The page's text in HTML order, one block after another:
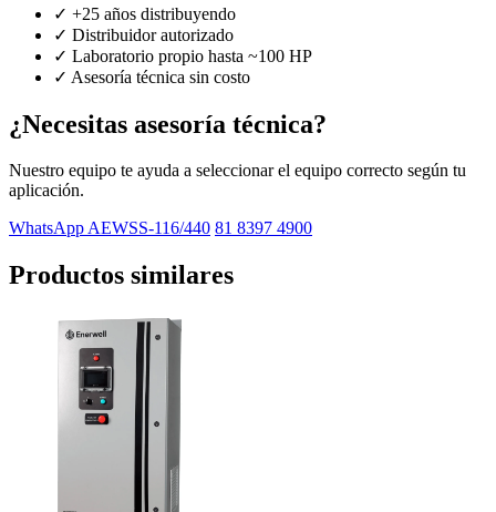
✓ +25 años distribuyendo
✓ Distribuidor autorizado
✓ Laboratorio propio hasta ~100 HP
✓ Asesoría técnica sin costo
¿Necesitas asesoría técnica?
Nuestro equipo te ayuda a seleccionar el equipo correcto según tu
aplicación.
WhatsApp AEWSS-116/440 81 8397 4900
Productos similares